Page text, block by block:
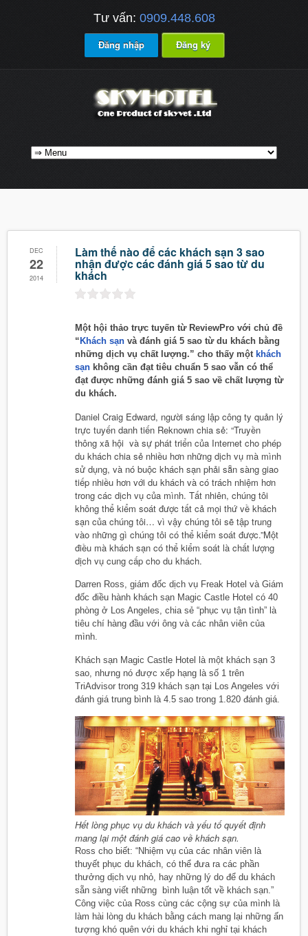
Tư vấn: 0909.448.608
Đăng nhập Đăng ký
DEC
22
2014
Làm thế nào để các khách sạn 3 sao
nhận được các đánh giá 5 sao từ du
khách
Một hội thảo trực tuyến từ ReviewPro với chủ đề
“ Khách sạn và đánh giá 5 sao từ du khách bằng
những dịch vụ chất lượng.” cho thấy một khách
sạn không cần đạt tiêu chuẩn 5 sao vẫn có thể
đạt được những đánh giá 5 sao về chất lượng từ
du khách.
Daniel Craig Edward, người sáng lập công ty quản lý
trực tuyến danh tiến Reknown chia sẻ: “Truyền
thông xã hội và sự phát triển của Internet cho phép
du khách chia sẻ nhiều hơn những dịch vụ mà mình
sử dụng, và nó buộc khách sạn phải sẵn sàng giao
tiếp nhiều hơn với du khách và có trách nhiệm hơn
trong các dịch vụ của mình. Tất nhiên, chúng tôi
không thể kiểm soát được tất cả mọi thứ về khách
sạn của chúng tôi… vì vậy chúng tôi sẽ tập trung
vào những gì chúng tôi có thể kiểm soát được.”Một
điều mà khách sạn có thể kiểm soát là chất lượng
dịch vụ cung cấp cho du khách.
Darren Ross, giám đốc dịch vụ Freak Hotel và Giám
đốc điều hành khách sạn Magic Castle Hotel có 40
phòng ở Los Angeles, chia sẻ “phục vụ tận tình” là
tiêu chí hàng đầu với ông và các nhân viên của
mình.
Khách sạn Magic Castle Hotel là một khách sạn 3
sao, nhưng nó được xếp hạng là số 1 trên
TriAdvisor trong 319 khách sạn tại Los Angeles với
đánh giá trung bình là 4.5 sao trong 1.820 đánh giá.
Hết lòng phục vụ du khách và yếu tố quyết định
mang lại một đánh giá cao về khách sạn.
Ross cho biết: “Nhiệm vụ của các nhân viên là
thuyết phục du khách, có thể đưa ra các phần
thưởng dịch vụ nhỏ, hay những lý do để du khách
sẵn sàng viết những bình luận tốt về khách sạn.”
Công việc của Ross cùng các cộng sự của mình là
làm hài lòng du khách bằng cách mang lại những ấn
tượng khó quên với du khách khi nghỉ tại khách